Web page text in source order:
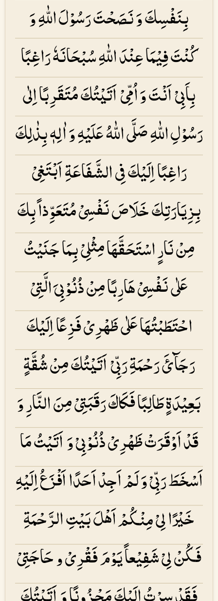
بِنَفْسِكَ وَ نَصَحْتَ رَسُوْلَ اللّٰهِ وَ
كُنْتَ فِیْمَا عِنْدَ اللّٰهِ سُبْحَانَهٗ رَاغِبًا
بِاَبِیْ اَنْتَ وَ اُمِّیْ اَتَیْتُكَ مُتَقَرِبًا اِلٰی
رَسُوْلِ اللّٰهِ صَلَّی اللّٰهُ عَلَیْهِ وَ اٰلِهٖ بِذٰلِكَ
رَاغِبًا اِلَیْكَ فِی الشَّفَاعَۃِ اَبْتَغِیْ
بِزِیَارَتِكَ خَلَاصَ نَفْسِیْ مُتَعَوِّذاً بِكَ
مِنْ نَارٍ اسْتَحَقَّھَا مِثْلِیْ بِمَا جَنَیْتُ
عَلٰی نَفْسِیْ ھَارِبًا مِنْ ذُنُوْبِیَ الَّتِیْ
احْتَطَبْتُھَا عَلٰی ظَھْرِیْ فَزِعًا اِلَیْكَ
رَجَآئَ رَحْمَۃِ رَبِّیْ اَتَیْتُكَ مِنْ شُقَّۃٍ
بَعِیْدَۃٍ طَالِبًا فَكَاكَ رَقَبَتِیْ مِنَ النَّارِ وَ
قَدْ اَوْقَرَتْ ظَھْرِیْ ذُنُوْبِیْ وَ اَتَیْتُ مَا
اَسْخَطَ رَبِّیْ وَ لَمْ اَجِدْ اَحَدًا اَفْزَعُ اِلَیْهِ
خَیْرًا لِیْ مِنْكُمْ اَھْلَ بَیْتِ الرَّحْمَۃِ
فَكُنْ لِیْ شَفِیْعاً یَوْمَ فَقْرِیْ و حَاجَتِیْ